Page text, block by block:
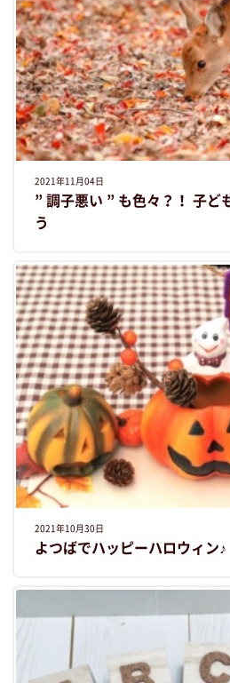
2021年11月04日
” 調子悪い ” も色々？！ 子ど
う
2021年10月30日
よつばでハッピーハロウィン♪